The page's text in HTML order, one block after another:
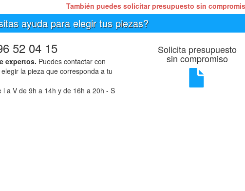
También puedes solicitar presupuesto sin
ayuda para elegir tus piezas?
52 04 15
expertos. Puedes contactar con
la pieza que corresponda a tu
a V de 9h a 14h y de 16h a 20h - S
Solicita presupuesto
sin compromiso